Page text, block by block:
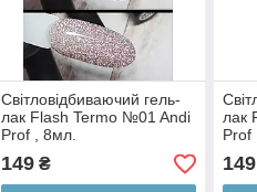
Світловідбиваючий гель-
лак Flash Termo №01 Andi
Prof , 8мл.
149₴
лак
Prof
149